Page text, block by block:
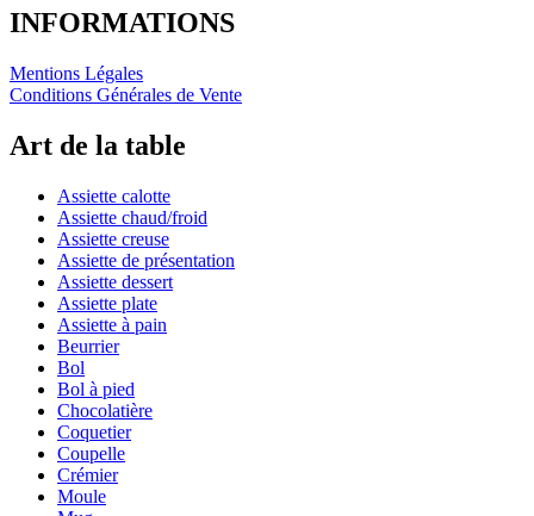
INFORMATIONS
Mentions Légales
Conditions Générales de Vente
Art de la table
Assiette calotte
Assiette chaud/froid
Assiette creuse
Assiette de présentation
Assiette dessert
Assiette plate
Assiette à pain
Beurrier
Bol
Bol à pied
Chocolatière
Coquetier
Coupelle
Crémier
Moule